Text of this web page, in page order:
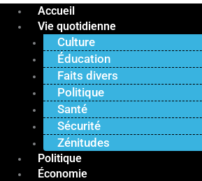
Accueil
Vie quotidienne
Culture
Éducation
Faits divers
Politique
Santé
Sécurité
Zénitudes
Politique
Économie